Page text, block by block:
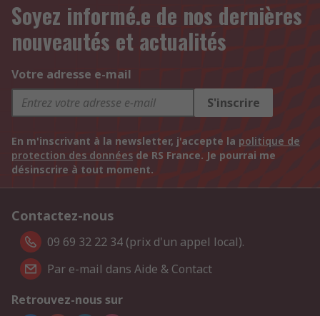
Soyez informé.e de nos dernières
nouveautés et actualités
Votre adresse e-mail
S'inscrire
En m'inscrivant à la newsletter, j'accepte la politique de
protection des données de RS France. Je pourrai me
désinscrire à tout moment.
Contactez-nous
09 69 32 22 34 (prix d'un appel local).
Par e-mail dans Aide & Contact
Retrouvez-nous sur